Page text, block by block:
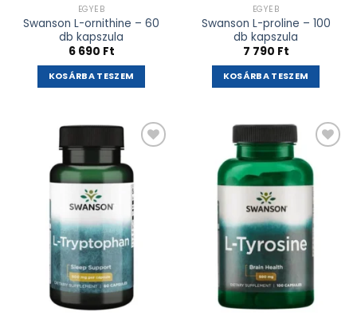
EGYÉB
Swanson L-ornithine – 60
db kapszula
6 690 Ft
KOSÁRBA TESZEM
EGYÉB
Swanson L-proline – 100
db kapszula
7 790 Ft
KOSÁRBA TESZEM
adás
Kívánságlistához
adás